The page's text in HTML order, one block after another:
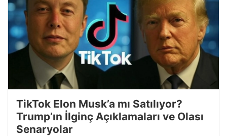
TikTok Elon Musk’a mı Satılıyor?
Trump’ın İlginç Açıklamaları ve Olası
Senaryolar